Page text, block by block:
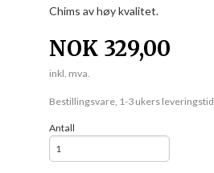
Chims av høy kvalitet.
NOK 329,00
inkl. mva.
Bestillingsvare, 1-3 ukers leveringstid.
Antall